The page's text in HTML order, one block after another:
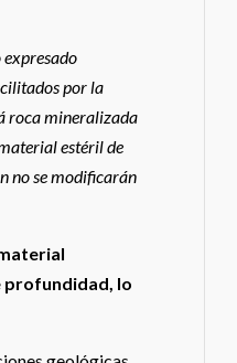
por la
roca mineralizada
estéril de
no se modificarán
profundidad, lo